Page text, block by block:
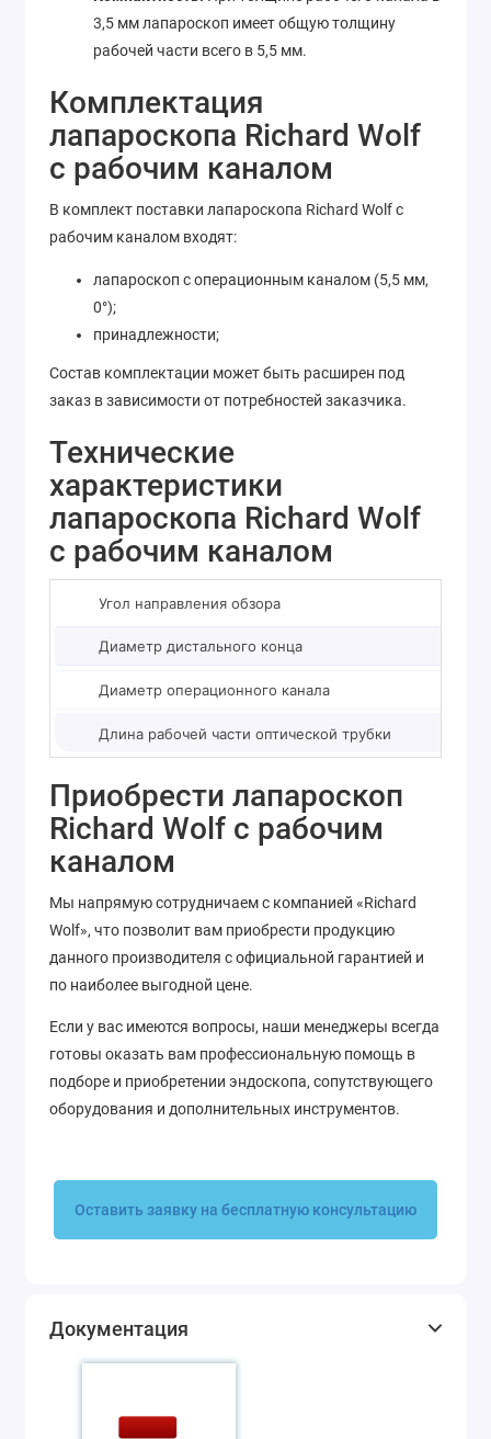
3,5 мм лапароскоп имеет общую толщину
рабочей части всего в 5,5 мм.
Комплектация
лапароскопа Richard Wolf
с рабочим каналом
В комплект поставки лапароскопа Richard Wolf с
рабочим каналом входят:
лапароскоп с операционным каналом (5,5 мм,
0°);
принадлежности;
Состав комплектации может быть расширен под
заказ в зависимости от потребностей заказчика.
Технические
характеристики
лапароскопа Richard Wolf
с рабочим каналом
Угол направления обзора
Диаметр дистального конца
Диаметр операционного канала
Длина рабочей части оптической трубки
Приобрести лапароскоп
Richard Wolf с рабочим
каналом
Мы напрямую сотрудничаем с компанией «Richard
Wolf», что позволит вам приобрести продукцию
данного производителя с официальной гарантией и
по наиболее выгодной цене.
Если у вас имеются вопросы, наши менеджеры всегда
готовы оказать вам профессиональную помощь в
подборе и приобретении эндоскопа, сопутствующего
оборудования и дополнительных инструментов.
Оставить заявку на бесплатную консультацию
Документация